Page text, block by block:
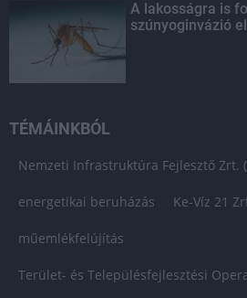
A lakosságra is
szúnyoginvázió
TÉMÁINKBÓL
Nemzeti Infrastruktúra Fejlesztő Zrt.
energetikai beruházás Ke-Víz 21
műemlékfelújítás
Terület- és Településfejlesztési